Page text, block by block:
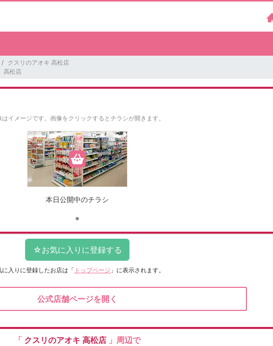
クスリのアオキ 高松店
高松店
イメージです。 画像をクリックするとチラシが開きます。
本日公開中のチラシ
に入りに登録したお店は 「 トップページ 」に表示されます。
公式店舗ページを開く
「 クスリのアオキ 高松店 」周辺で